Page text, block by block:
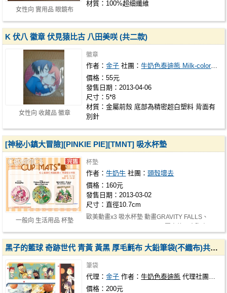
女性向 實用品 眼鏡布
材質：100%超细纖維
女性向 收藏品 徽章
K 伏八 徽章 伏見猿比古 八田美咲 (共二款)
徽章
作者：金子 社團：牛奶色泰迪熊 Milk-colored teddy bear
價格：55元
發售日期：2013-04-06
尺寸：5*8
材質：金屬前殼 底部為精密超白塑料 背面有
別針
一般向 生活用品 杯墊
[神秘小鎮大冒險][PINKIE PIE][TMNT] 吸水杯墊
杯墊
作者：牛奶牛 社團：頭殼壞去
價格：160元
發售日期：2013-03-02
尺寸：直徑10.7cm
歐美動畫x3 吸水杯墊 動畫GRAVITY FALLS、
黑子的籃球 奇跡世代 青黃 黃黑 厚毛氈布 大鉛筆袋(不織布)共三款 印量調查
筆袋
代理：金子 作者：牛奶色泰迪熊 代理社團：
價格：200元